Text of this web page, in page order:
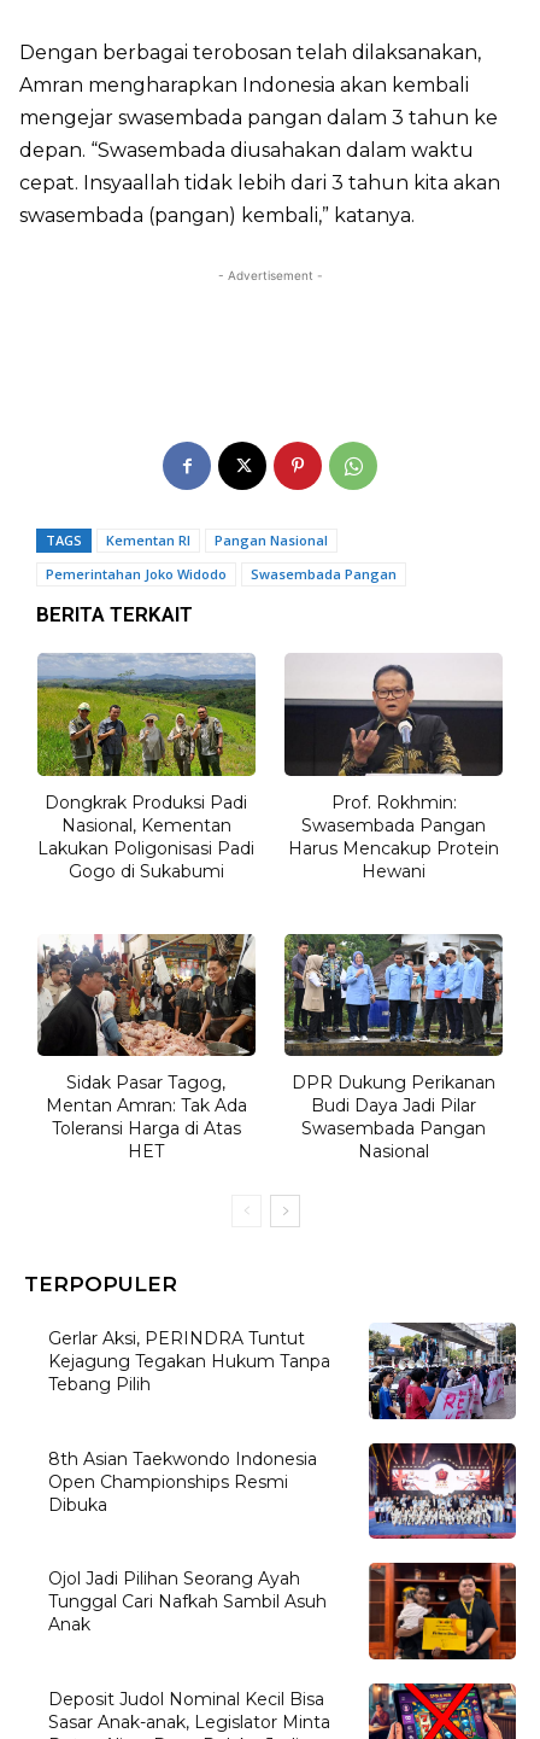
Dengan berbagai terobosan telah dilaksanakan,
Amran mengharapkan Indonesia akan kembali
mengejar swasembada pangan dalam 3 tahun ke
depan. “Swasembada diusahakan dalam waktu
cepat. Insyaallah tidak lebih dari 3 tahun kita akan
swasembada (pangan) kembali,” katanya.
- Advertisement -
TAGS Kementan RI
Pangan Nasional
Pemerintahan Joko Widodo
Swasembada Pangan
BERITA TERKAIT
Dongkrak Produksi Padi
Nasional, Kementan
Lakukan Poligonisasi Padi
Gogo di Sukabumi
Prof. Rokhmin:
Swasembada Pangan
Harus Mencakup Protein
Hewani
Sidak Pasar Tagog,
Mentan Amran: Tak Ada
Toleransi Harga di Atas
HET
DPR Dukung Perikanan
Budi Daya Jadi Pilar
Swasembada Pangan
Nasional
TERPOPULER
Gerlar Aksi, PERINDRA Tuntut
Kejagung Tegakan Hukum Tanpa
Tebang Pilih
8th Asian Taekwondo Indonesia
Open Championships Resmi
Dibuka
Ojol Jadi Pilihan Seorang Ayah
Tunggal Cari Nafkah Sambil Asuh
Anak
Deposit Judol Nominal Kecil Bisa
Sasar Anak-anak, Legislator Minta